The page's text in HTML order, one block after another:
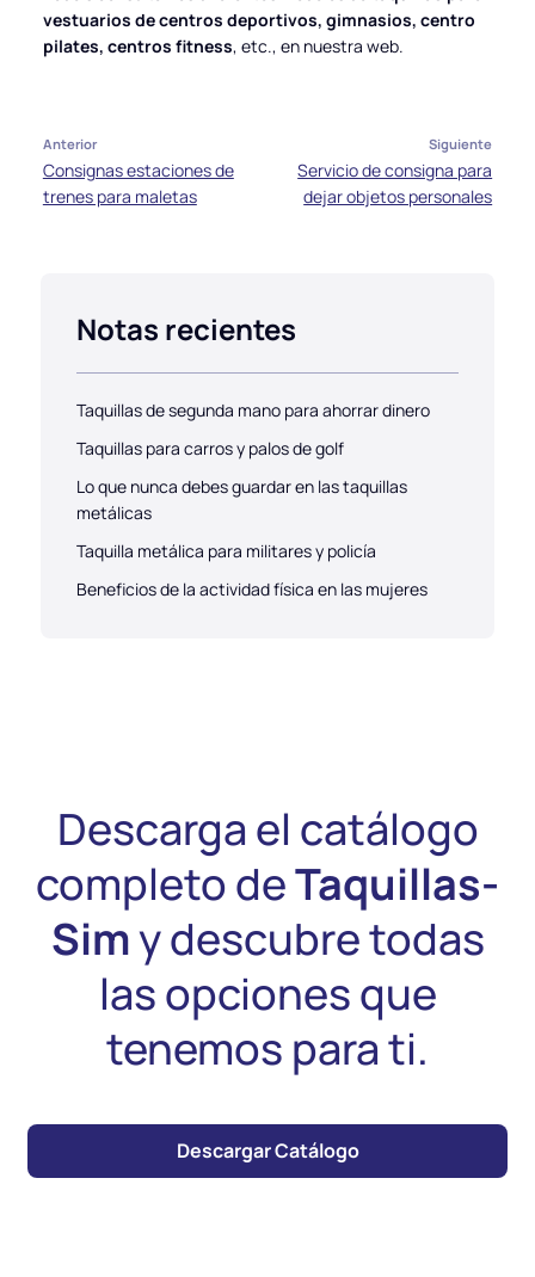
vestuarios de centros deportivos, gimnasios, centro
pilates, centros fitness, etc., en nuestra web.
Anterior
Consignas estaciones de
trenes para maletas
Siguiente
Servicio de consigna para
dejar objetos personales
Notas recientes
Taquillas de segunda mano para ahorrar dinero
Taquillas para carros y palos de golf
Lo que nunca debes guardar en las taquillas
metálicas
Taquilla metálica para militares y policía
Beneficios de la actividad física en las mujeres
Descarga el catálogo
completo deTaquillas-
Simy descubre todas
las opciones que
tenemos para ti.
Descargar Catálogo